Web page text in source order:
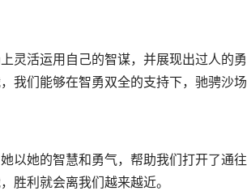
灵活运用自己的智谋，并展现出过人的
我们能够在智勇双全的支持下，驰骋沙场
以她的智慧和勇气，帮助我们打开了通
胜利就会离我们越来越近。